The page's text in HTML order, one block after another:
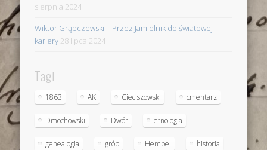
sierpnia 2024
Wiktor Grąbczewski – Przez Jamielnik do światowej
kariery 28 lipca 2024
Tagi
1863 AK Cieciszowski cmentarz
Dmochowski Dwór etnologia
genealogia grób Hempel historia